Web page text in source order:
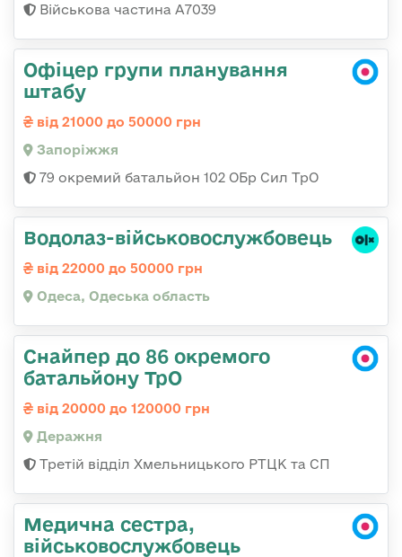
Військова частина А7039
Офіцер групи планування
штабу
від 21000 до 50000 грн
Запоріжжя
79 окремий батальйон 102 ОБр Сил ТрО
Водолаз-військовослужбовець
від 22000 до 50000 грн
Одеса, Одеська область
Снайпер до 86 окремого
батальйону ТрО
від 20000 до 120000 грн
Деражня
Третій відділ Хмельницького РТЦК та СП
Медична сестра,
військовослужбовець